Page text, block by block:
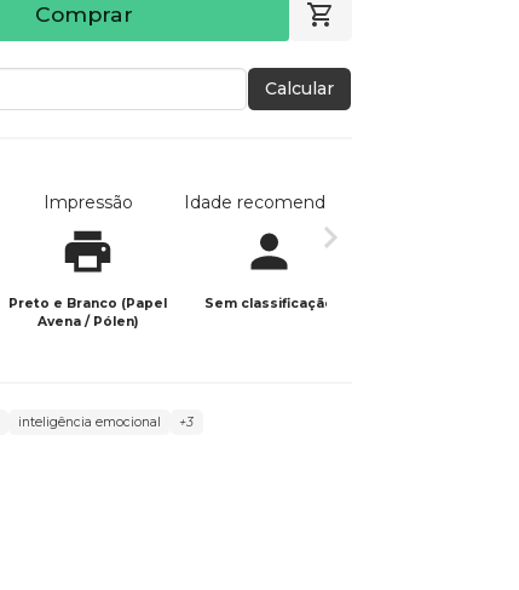
Comprar
Calcular
Impressão
Preto e Branco (Papel
Avena / Pólen)
Idade recomendada
Sem classificação
inteligência emocional +3